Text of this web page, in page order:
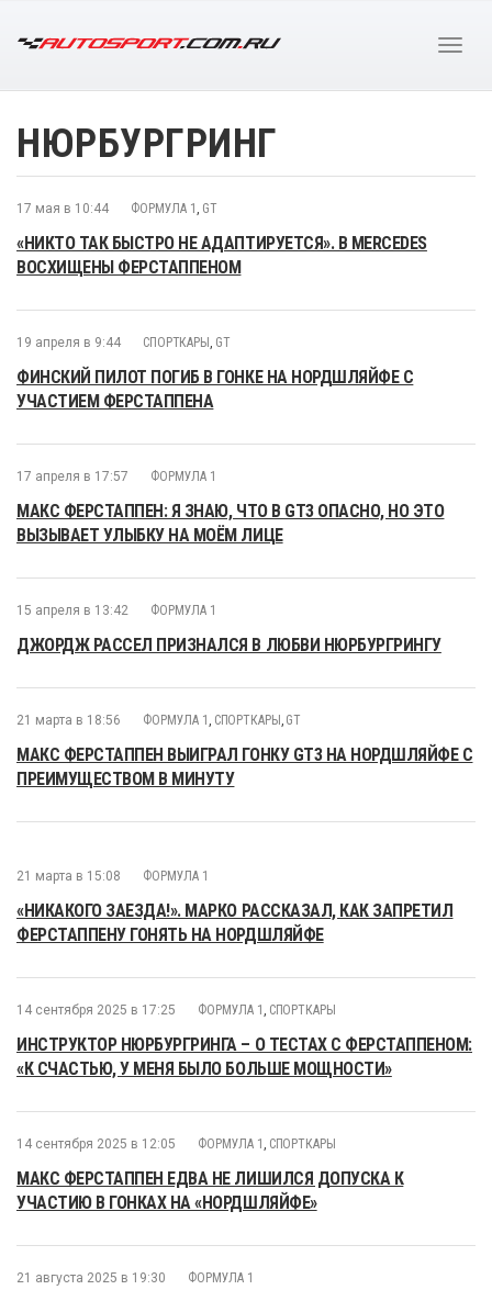
НЮРБУРГРИНГ
17 мая в 10:44 ФОРМУЛА 1 , GT
«НИКТО ТАК БЫСТРО НЕ АДАПТИРУЕТСЯ». В MERCEDES
ВОСХИЩЕНЫ ФЕРСТАППЕНОМ
19 апреля в 9:44 СПОРТКАРЫ , GT
ФИНСКИЙ ПИЛОТ ПОГИБ В ГОНКЕ НА НОРДШЛЯЙФЕ С
УЧАСТИЕМ ФЕРСТАППЕНА
17 апреля в 17:57 ФОРМУЛА 1
МАКС ФЕРСТАППЕН: Я ЗНАЮ, ЧТО В GT3 ОПАСНО, НО ЭТО
ВЫЗЫВАЕТ УЛЫБКУ НА МОЁМ ЛИЦЕ
15 апреля в 13:42 ФОРМУЛА 1
ДЖОРДЖ РАССЕЛ ПРИЗНАЛСЯ В ЛЮБВИ НЮРБУРГРИНГУ
21 марта в 18:56 ФОРМУЛА 1 , СПОРТКАРЫ , GT
МАКС ФЕРСТАППЕН ВЫИГРАЛ ГОНКУ GT3 НА НОРДШЛЯЙФЕ С
ПРЕИМУЩЕСТВОМ В МИНУТУ
21 марта в 15:08 ФОРМУЛА 1
«НИКАКОГО ЗАЕЗДА!». МАРКО РАССКАЗАЛ, КАК ЗАПРЕТИЛ
ФЕРСТАППЕНУ ГОНЯТЬ НА НОРДШЛЯЙФЕ
14 сентября 2025 в 17:25 ФОРМУЛА 1 , СПОРТКАРЫ
ИНСТРУКТОР НЮРБУРГРИНГА – О ТЕСТАХ С ФЕРСТАППЕНОМ:
«К СЧАСТЬЮ, У МЕНЯ БЫЛО БОЛЬШЕ МОЩНОСТИ»
14 сентября 2025 в 12:05 ФОРМУЛА 1 , СПОРТКАРЫ
МАКС ФЕРСТАППЕН ЕДВА НЕ ЛИШИЛСЯ ДОПУСКА К
УЧАСТИЮ В ГОНКАХ НА «НОРДШЛЯЙФЕ»
21 августа 2025 в 19:30 ФОРМУЛА 1